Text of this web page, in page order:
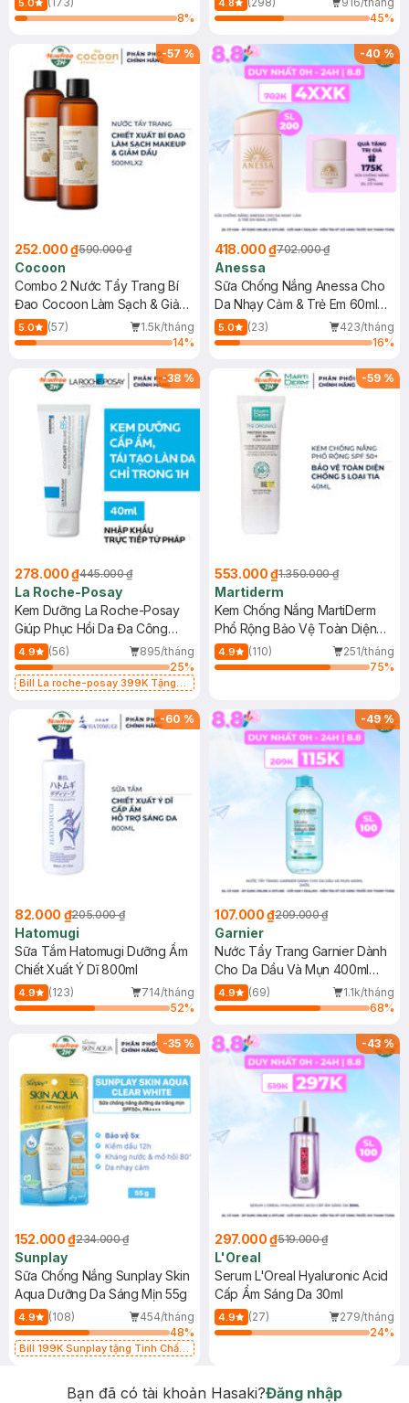
5.0
8%
4.8
45%
-57 %
252.000 ₫590.000 ₫
Cocoon
Combo 2 Nước Tẩy Trang Bí
Đao Cocoon Làm Sạch & Giảm
Dầu 500ml
5.0 (57)
1.5k/tháng
14%
-40%
418.000 ₫702.000 ₫
Anessa
Sữa Chống Nắng Anessa Cho
Da Nhạy Cảm & Trẻ Em 60ml
(Mới)
5.0 (23)
423/tháng
16%
-38 %
278.000 ₫445.000 ₫
La Roche-Posay
Kem Dưỡng La Roche-Posay
Giúp Phục Hồi Da Đa Công
Dụng 40ml
4.9 (56)
895/tháng
25%
Bill La roche-posay 399K Tặng
(SL có hạn)
-59 %
553.000 ₫1.350.000 ₫
Martiderm
Kem Chống Nắng MartiDerm
Phổ Rộng Bảo Vệ Toàn Diện
40ml
4.9 (110)
251/tháng
75%
-60 %
82.000 ₫205.000 ₫
Hatomugi
Sữa Tắm Hatomugi Dưỡng Ẩm
Chiết Xuất Ý Dĩ 800ml
4.9 (123)
714/tháng
52%
-49%
107.000 ₫209.000 ₫
Garnier
Nước Tẩy Trang Garnier Dành
Cho Da Dầu Và Mụn 400ml
(Mới)
4.9 (69)
1.1k/tháng
68%
-35 %
152.000 ₫234.000 ₫
Sunplay
Sữa Chống Nắng Sunplay Skin
Aqua Dưỡng Da Sáng Mịn 55g
4.9 (108)
454/tháng
48%
Bill 199K Sunplay tặng Tinh Chất
-43%
297.000 ₫519.000 ₫
L'Oreal
Serum L'Oreal Hyaluronic Acid
Cấp Ẩm Sáng Da 30ml
4.9 (27)
279/tháng
24%
Bạn đã có tài khoản Hasaki?Đăng nhập